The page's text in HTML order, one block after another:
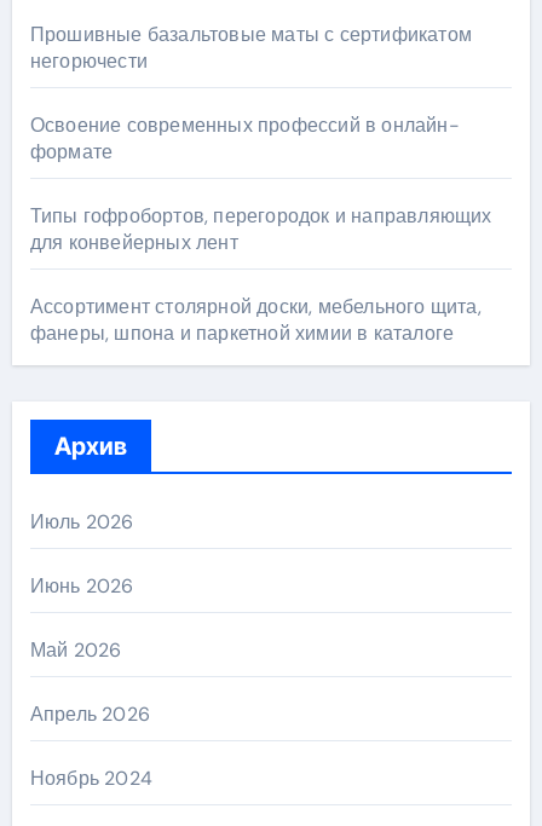
Прошивные базальтовые маты с сертификатом
негорючести
Освоение современных профессий в онлайн-
формате
Типы гофробортов, перегородок и направляющих
для конвейерных лент
Ассортимент столярной доски, мебельного щита,
фанеры, шпона и паркетной химии в каталоге
Архив
Июль 2026
Июнь 2026
Май 2026
Апрель 2026
Ноябрь 2024